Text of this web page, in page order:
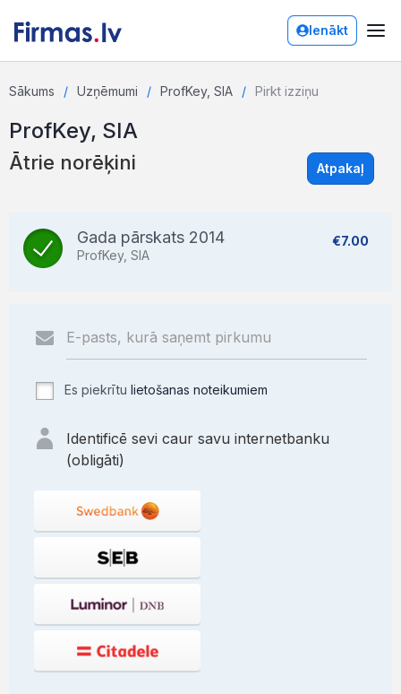
Ienākt
Sākums Uzņēmumi ProfKey, SIA Pirkt izziņu
ProfKey, SIA
Ātrie norēķini Atpakaļ
Gada pārskats 2014
ProfKey, SIA
€7.00
Es piekrītu lietošanas noteikumiem
Identificē sevi caur savu internetbanku
(obligāti)